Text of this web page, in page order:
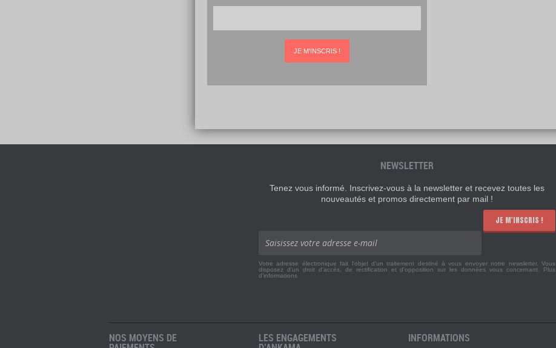
JE M'INSCRIS !
NEWSLETTER
Tenez vous informé. Inscrivez-vous à la newsletter et recevez toutes les
nouveautés et promos directement par mail !
JE M'INSCRIS !
Votre adresse électronique fait l'objet d'un traitement destiné à vous envoyer notre newsletter. Vous
disposez d'un droit d'accès, de rectification et d'opposition sur les données vous concernant. Plus
d'informations
NOS MOYENS DE LES ENGAGEMENTS INFORMATIONS